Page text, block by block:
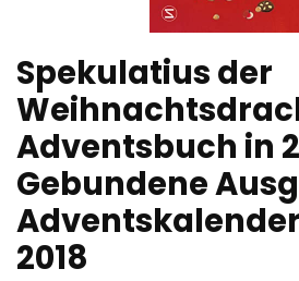
Spekulatius der
Adventsbuch in
Gebundene
2018